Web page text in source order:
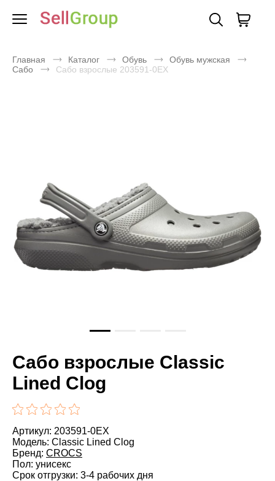
Главная Каталог Обувь
Обувь мужская
Сабо
Сабо взрослые 203591-0EX
Сабо взрослые Classic
Lined Clog
Артикул: 203591-0EX
Модель: Classic Lined Clog
Бренд: CROCS
Пол: унисекс
Срок отгрузки: 3-4 рабочих дня